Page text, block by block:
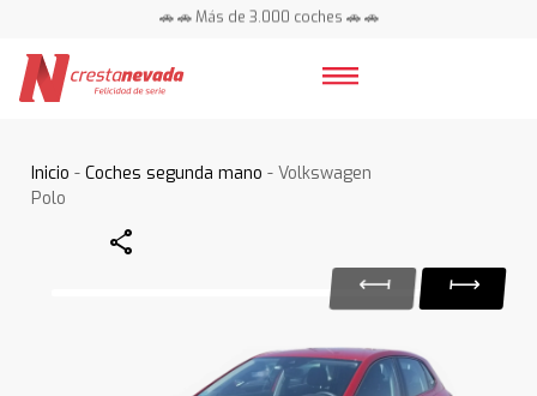
🚗 🚗 Más de 3.000 coches 🚗 🚗
Inicio -Coches segunda mano - Volkswagen
Polo
Share